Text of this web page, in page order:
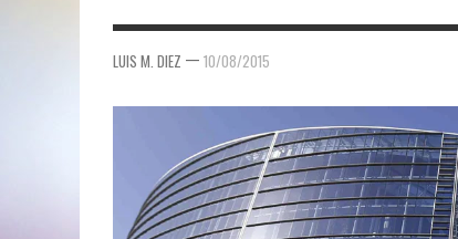
LUIS M. DIEZ — 10/08/2015